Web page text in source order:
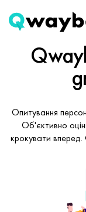
Опитування
Об'єктивно
крокувати вперед.